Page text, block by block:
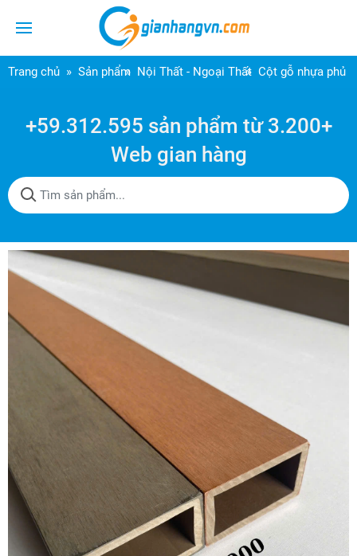
Trang chủ Sản phẩm Nội Thất - Ngoại Thất Cột gỗ nhựa phủ
+59.312.595 sản phẩm từ 3.200+
Web gian hàng